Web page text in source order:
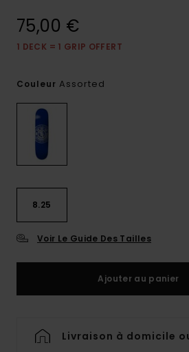
75,00 €
1 DECK = 1 GRIP OFFERT
Couleur Assorted
8.25
Voir Le Guide Des Tailles
Ajouter au panier
Livraison à domicile